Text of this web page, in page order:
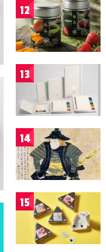
12
13
14
15